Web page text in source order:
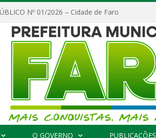
Nº 01/2026 – Cidade de Faro
O GOVERNO PUBLICAÇÕES